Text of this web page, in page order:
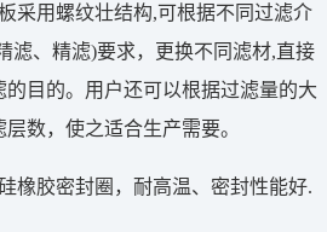
采用螺纹壮结构,可根据不同过滤介
滤、精滤)要求，更换不同滤材,直接
目的。用户还可以根据过滤量的大
数，使之适合生产需要。
橡胶密封圈，耐高温、密封性能好.